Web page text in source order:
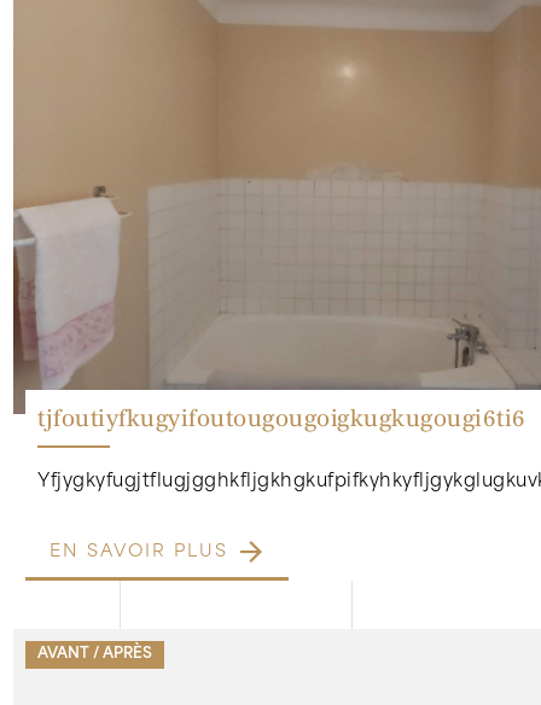
tjfoutiyfkugyifoutougougoigkugkugougi6ti6
EN SAVOIR PLUS
AVANT / APRÈS